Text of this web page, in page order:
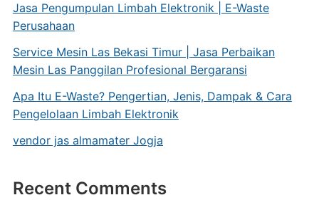
Jasa Pengumpulan Limbah Elektronik | E-Waste
Perusahaan
Service Mesin Las Bekasi Timur | Jasa Perbaikan
Mesin Las Panggilan Profesional Bergaransi
Apa Itu E-Waste? Pengertian, Jenis, Dampak & Cara
Pengelolaan Limbah Elektronik
vendor jas almamater Jogja
Recent Comments